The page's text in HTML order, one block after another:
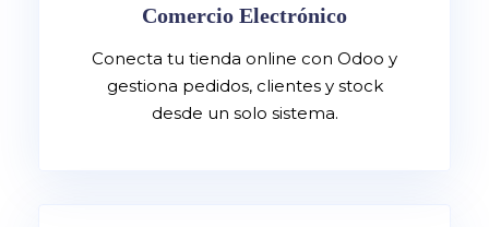
Comercio Electrónico
Conecta tu tienda online con Odoo y
gestiona pedidos, clientes y stock
desde un solo sistema.